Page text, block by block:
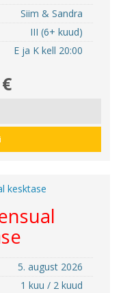
Siim & Sandra
III (6+ kuud)
E ja K kell 20:00
5. august 2026
1 kuu / 2 kuud